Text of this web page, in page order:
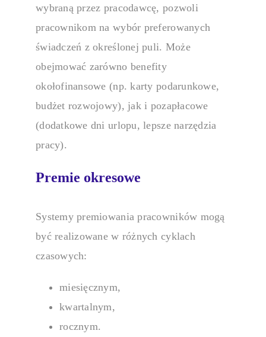
wybraną przez pracodawcę, pozwoli
pracownikom na wybór preferowanych
świadczeń z określonej puli. Może
obejmować zarówno benefity
okołofinansowe (np. karty podarunkowe,
budżet rozwojowy), jak i pozapłacowe
(dodatkowe dni urlopu, lepsze narzędzia
pracy).
Premie okresowe
Systemy premiowania pracowników mogą
być realizowane w różnych cyklach
czasowych:
miesięcznym,
kwartalnym,
rocznym.